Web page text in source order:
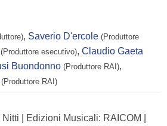
, Saverio D'ercole (Produttore
(Produttore esecutivo), Claudio Gaeta
Buondonno (Produttore RAI),
(Produttore RAI)
| Edizioni Musicali: RAICOM |